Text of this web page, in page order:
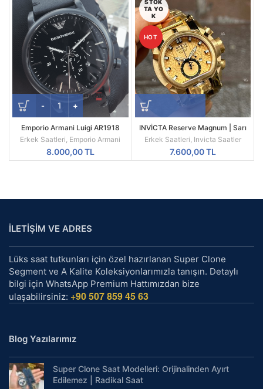
Emporio Armani Luigi AR1918
Replika Erkek Kol Saati
Erkek Saatleri Emporio Armani
8.000,00TL
STOK
TA YO
K
HOT
INVİCTA Reserve Magnum | Sarı
Kasa | Sarı Kadran | 52MM |
Quartz | Radikal Saat
Erkek Saatleri Invicta Saatler
7.600,00TL
İLETİŞİM VE ADRES
Lüks saat tutkunları için özel hazırlanan Super Clone
Segment ve A Kalite Koleksiyonlarımızla tanışın. Detaylı
bilgi için WhatsApp Premium Hattımızdan bize
ulaşabilirsiniz: +90 507 859 45 63
Blog Yazılarımız
Super Clone Saat Modelleri: Orijinalinden Ayırt
Edilemez | Radikal Saat